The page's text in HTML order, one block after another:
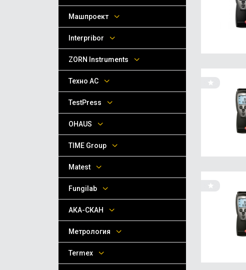
Машпроект
Interpribor
ZORN Instruments
Техно АС
TestPress
OHAUS
TIME Group
Matest
Fungilab
АКА-СКАН
Метрология
Termex